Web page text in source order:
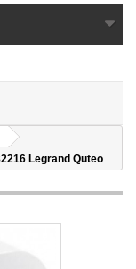
Legrand Quteo